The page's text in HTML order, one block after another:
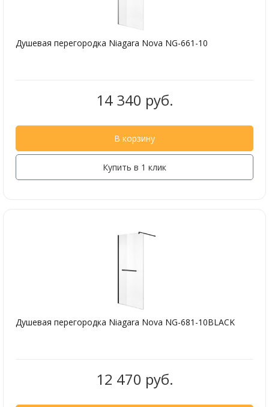
Душевая перегородка Niagara Nova NG-661-10
14 340 руб.
В корзину
Купить в 1 клик
Душевая перегородка Niagara Nova NG-681-10BLACK
12 470 руб.